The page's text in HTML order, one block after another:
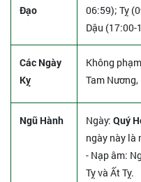
Đạo
06:59); Tỵ
Dậu (17:00-
Các Ngày
Kỵ
Không
Tam
Ngũ Hành Ngày: Quý
ngày này là
- Nạp âm:
Tỵ và Ất Tỵ.